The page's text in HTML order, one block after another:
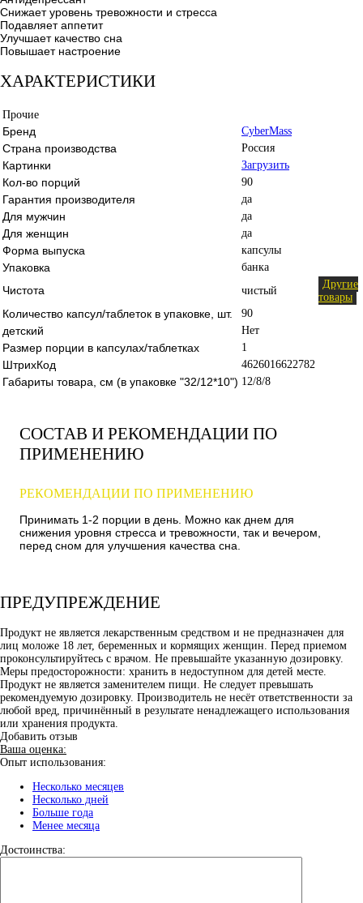
Снижает уровень тревожности и стресса
Подавляет аппетит
Улучшает качество сна
Повышает настроение
ХАРАКТЕРИСТИКИ
Прочие
Бренд CyberMass
Страна производства Россия
Картинки Загрузить
Кол-во порций 90
Гарантия производителя да
Для мужчин да
Для женщин да
Форма выпуска капсулы
Упаковка банка
Чистота чистый
Другие
товары
Количество капсул/таблеток в упаковке, шт. 90
детский Нет
Размер порции в капсулах/таблетках 1
ШтрихКод 4626016622782
Габариты товара, см (в упаковке "32/12*10") 12/8/8
СОСТАВ И РЕКОМЕНДАЦИИ ПО
ПРИМЕНЕНИЮ
РЕКОМЕНДАЦИИ ПО ПРИМЕНЕНИЮ
Принимать 1-2 порции в день. Можно как днем для
снижения уровня стресса и тревожности, так и вечером,
перед сном для улучшения качества сна.
ПРЕДУПРЕЖДЕНИЕ
Продукт не является лекарственным средством и не предназначен для
лиц моложе 18 лет, беременных и кормящих женщин. Перед приемом
проконсультируйтесь с врачом. Не превышайте указанную дозировку.
Меры предосторожности: хранить в недоступном для детей месте.
Продукт не является заменителем пищи. Не следует превышать
рекомендуемую дозировку. Производитель не несёт ответственности за
любой вред, причинённый в результате ненадлежащего использования
или хранения продукта.
Добавить отзыв
Ваша оценка:
Опыт использования:
Несколько месяцев
Несколько дней
Больше года
Менее месяца
Достоинства: